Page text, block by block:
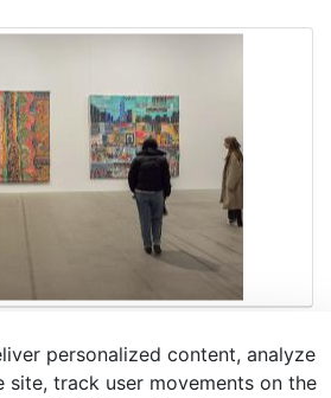
personalized content, analyze
site, track user movements on the